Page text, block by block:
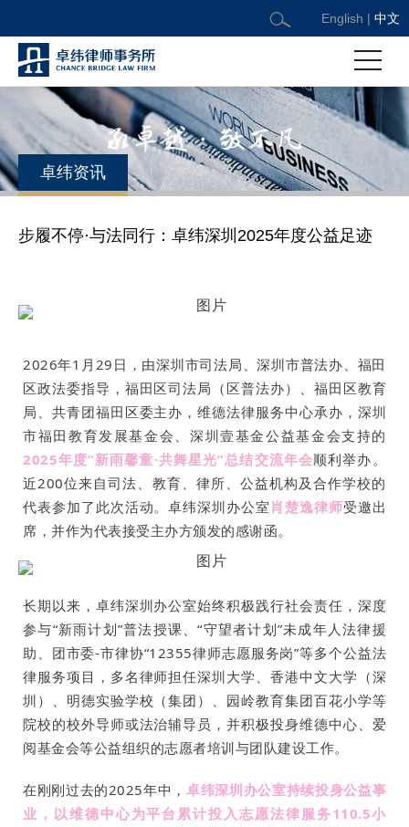
English | 中文
卓纬资讯
步履不停·与法同行：卓纬深圳2025年度公益足迹
2026年1月29日，由深圳市司法局、深圳市普法办、福田
区政法委指导，福田区司法局（区普法办）、福田区教育
局、共青团福田区委主办，维德法律服务中心承办，深圳
市福田教育发展基金会、深圳壹基金公益基金会支持的
2025年度“新雨馨童·共舞星光”总结交流年会顺利举办。
近200位来自司法、教育、律所、公益机构及合作学校的
代表参加了此次活动。卓纬深圳办公室 肖楚逸律师受邀出
席，并作为代表接受主办方颁发的感谢函。
长期以来，卓纬深圳办公室始终积极践行社会责任，深度
参与“新雨计划”普法授课、“守望者计划”未成年人法律援
助、团市委-市律协“12355律师志愿服务岗”等多个公益法
律服务项目，多名律师担任深圳大学、香港中文大学（深
圳）、明德实验学校（集团）、园岭教育集团百花小学等
院校的校外导师或法治辅导员，并积极投身维德中心、爱
阅基金会等公益组织的志愿者培训与团队建设工作。
在刚刚过去的2025年中，卓纬深圳办公室持续投身公益事
业，以维德中心为平台累计投入志愿法律服务110.5小